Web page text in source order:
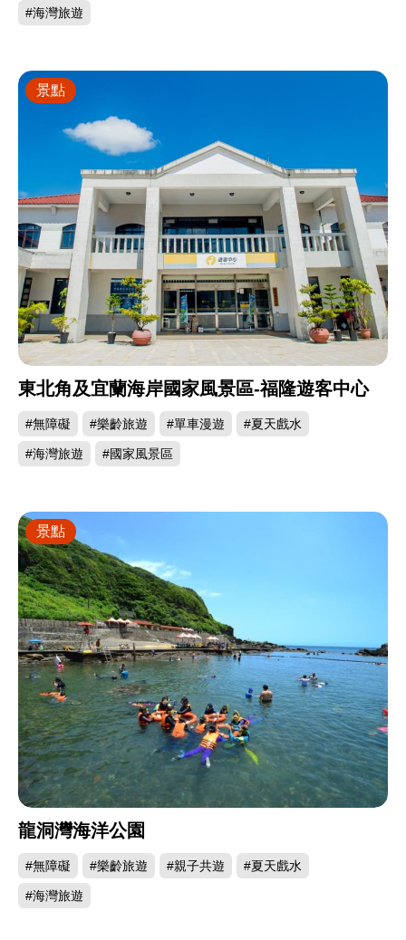
#海灣旅遊
東北角及宜蘭海岸國家風景區-福隆遊客中心
#無障礙 #樂齡旅遊 #單車漫遊 #夏天戲水
#海灣旅遊 #國家風景區
景點
龍洞灣海洋公園
#無障礙 #樂齡旅遊 #親子共遊 #夏天戲水
#海灣旅遊
景點